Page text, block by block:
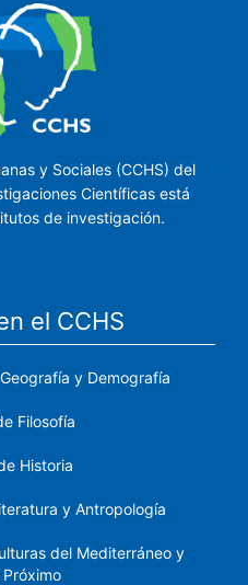
y Sociales (CCHS) del
Científicas está
de investigación.
el CCHS
y Demografía
Filosofía
Historia
y Antropología
del Mediterráneo y